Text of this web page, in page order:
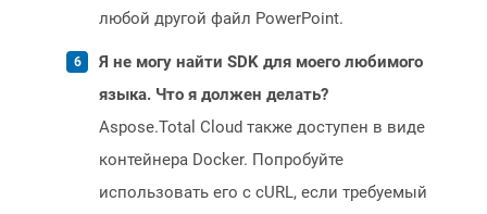
любой другой файл PowerPoint.
Я не могу найти SDK для моего любимого
языка. Что я должен делать?
Aspose.Total Cloud также доступен в виде
контейнера Docker. Попробуйте
использовать его с cURL, если требуемый